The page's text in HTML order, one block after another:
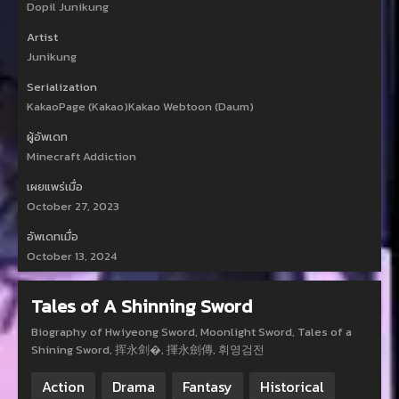
Dopil Junikung
Artist
Junikung
Serialization
KakaoPage (Kakao)Kakao Webtoon (Daum)
ผู้อัพเดท
Minecraft Addiction
เผยแพร่เมื่อ
October 27, 2023
อัพเดทเมื่อ
October 13, 2024
Tales of A Shinning Sword
Biography of Hwiyeong Sword, Moonlight Sword, Tales of a
Shining Sword, 挥永剑�, 揮永劍傳, 휘영검전
Action Drama Fantasy
Historical